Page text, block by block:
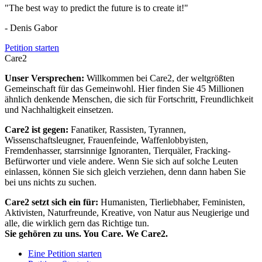
"The best way to predict the future is to create it!"
- Denis Gabor
Petition starten
Care2
Unser Versprechen: Willkommen bei Care2, der weltgrößten
Gemeinschaft für das Gemeinwohl. Hier finden Sie 45 Millionen
ähnlich denkende Menschen, die sich für Fortschritt, Freundlichkeit
und Nachhaltigkeit einsetzen.
Care2 ist gegen: Fanatiker, Rassisten, Tyrannen,
Wissenschaftsleugner, Frauenfeinde, Waffenlobbyisten,
Fremdenhasser, starrsinnige Ignoranten, Tierquäler, Fracking-
Befürworter und viele andere. Wenn Sie sich auf solche Leuten
einlassen, können Sie sich gleich verziehen, denn dann haben Sie
bei uns nichts zu suchen.
Care2 setzt sich ein für: Humanisten, Tierliebhaber, Feministen,
Aktivisten, Naturfreunde, Kreative, von Natur aus Neugierige und
alle, die wirklich gern das Richtige tun.
Sie gehören zu uns. You Care. We Care2.
Eine Petition starten